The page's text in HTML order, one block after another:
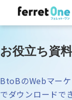
お役立ち資料
BtoBのWebマー
でダウンロードで